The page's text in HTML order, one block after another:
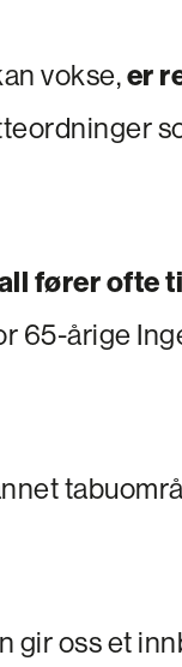
vokse,er
fører ofte
65-årige
gir oss et